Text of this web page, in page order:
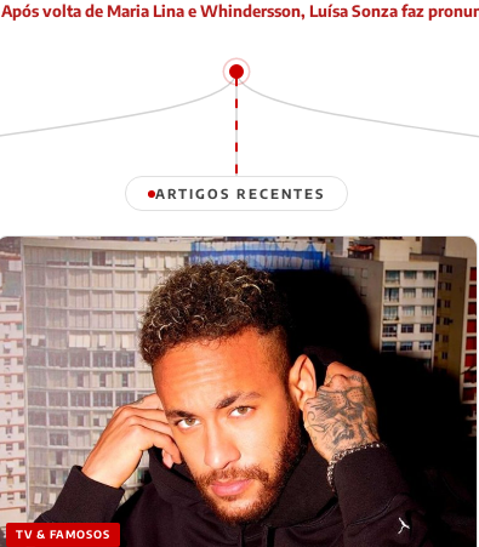
Após volta de Maria Lina e Whindersson, Luísa Sonza faz
ARTIGOS RECENTES
TV & FAMOSOS